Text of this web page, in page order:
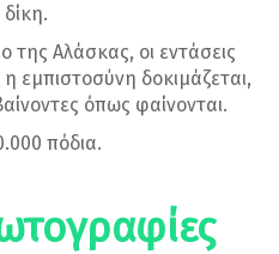
της Αλάσκας, οι εντάσεις
εμπιστοσύνη δοκιμάζεται,
όπως φαίνονται.
πόδια.